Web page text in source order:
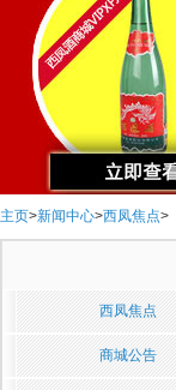
主页>新闻中心>西凤焦点>
西凤焦点
商城公告